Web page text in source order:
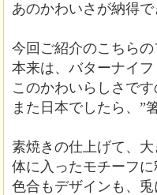
あのかわいさが納得
今回ご紹介のこちら
本来は、バターナイ
このかわいらしさで
また日本でしたら、”
素焼きの仕上げて、
体に入ったモチーフ
色合もデザインも、